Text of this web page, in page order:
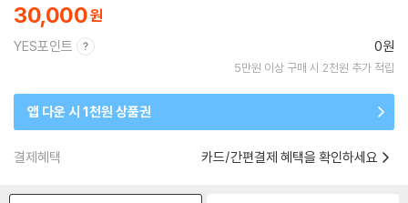
30,000
YES포인트 0원
5만원 이상 구매 시 2천원 추가 적립
앱 다운 시 1천원 상품권
결제혜택 카드/간편결제 혜택을 확인하세요